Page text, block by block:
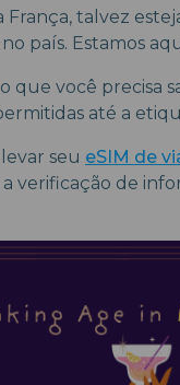
França, talvez
país. Estamos
você precisa
até a
seu eSIM de
verificação de